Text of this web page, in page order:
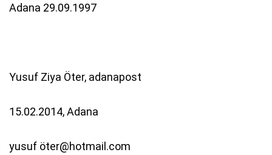
Adana 29.09.1997
Yusuf Ziya Öter, adanapost
15.02.2014, Adana
yusuf öter@hotmail.com